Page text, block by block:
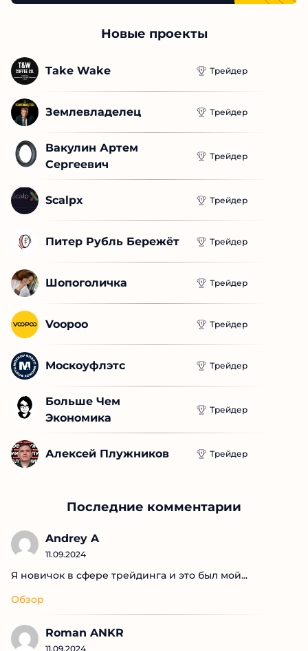
Новые проекты
Take Wake Трейдер
Землевладелец Трейдер
Вакулин Артем
Сергеевич
Трейдер
Scalpx Трейдер
Питер Рубль Бережёт Трейдер
Шопоголичка Трейдер
Voopoo Трейдер
Москоуфлэтс Трейдер
Больше Чем
Экономика
Трейдер
Алексей Плужников Трейдер
Последние комментарии
Andrey A
11.09.2024
Я новичок в сфере трейдинга и это был мой...
Обзор
Roman ANKR
11.09.2024